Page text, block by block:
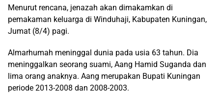
Menurut rencana, jenazah akan dimakamkan di
pemakaman keluarga di Winduhaji, Kabupaten Kuningan,
Jumat (8/4) pagi.
Almarhumah meninggal dunia pada usia 63 tahun. Dia
meninggalkan seorang suami, Aang Hamid Suganda dan
lima orang anaknya. Aang merupakan Bupati Kuningan
periode 2013-2008 dan 2008-2003.